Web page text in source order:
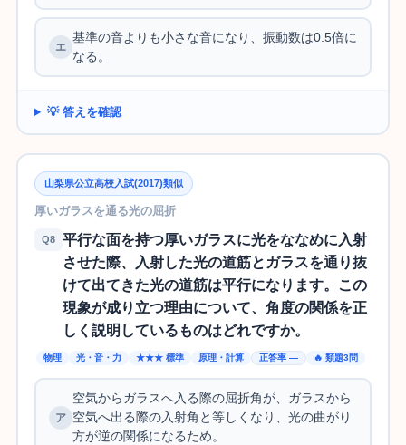
基準の音よりも小さな音になり、振動数は0.5倍に
なる。
💡 答えを確認
山梨県公立高校入試(2017)類似
厚いガラスを通る光の屈折
Q8
平行な面を持つ厚いガラスに光をななめに入射
させた際、入射した光の道筋とガラスを通り抜
けて出てきた光の道筋は平行になります。この
現象が成り立つ理由について、角度の関係を正
しく説明しているものはどれですか。
物理 光・音・力 ★★★ 標準 原理・計算 正答率 — 🔥 類題3問
空気からガラスへ入る際の屈折角が、ガラスから
空気へ出る際の入射角と等しくなり、光の曲がり
方が逆の関係になるため。